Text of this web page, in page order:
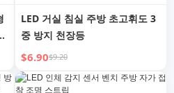
LED 거실 침실 주방 초고휘도 3
중 방지 천장등
$6.90$9.20